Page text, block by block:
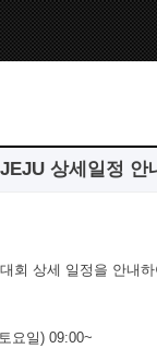
상세일정 안
회 상세 일정을 안내
토요일) 09:00~